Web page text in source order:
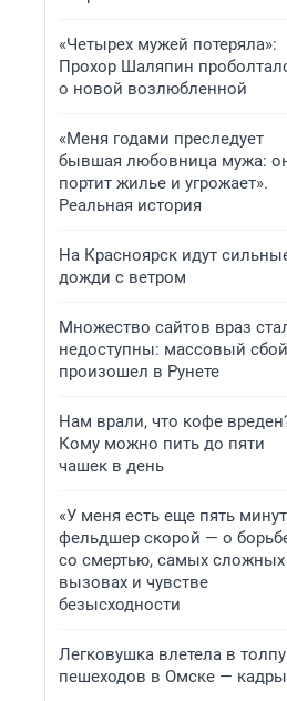
«Четырех мужей потеряла»:
Прохор Шаляпин
о новой возлюбленной
«Меня годами преследует
бывшая любовница мужа:
портит жилье и угрожает».
Реальная история
На Красноярск идут
дожди с ветром
Множество сайтов враз
недоступны: массовый сбой
произошел в Рунете
Нам врали, что кофе
Кому можно пить до пяти
чашек в день
«У меня есть еще пять
фельдшер скорой — о
со смертью, самых сложных
вызовах и чувстве
безысходности
Легковушка влетела в толпу
пешеходов в Омске — кадры